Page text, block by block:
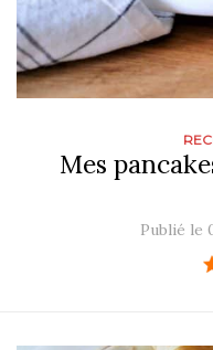
Mes
Publié le